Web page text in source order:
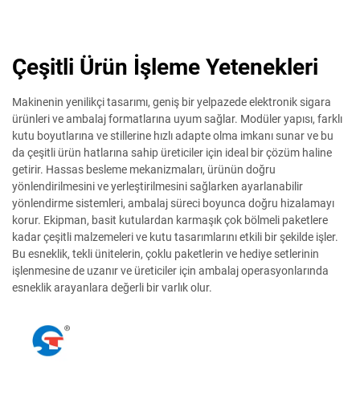
Çeşitli Ürün İşleme Yetenekleri
Makinenin yenilikçi tasarımı, geniş bir yelpazede elektronik sigara
ürünleri ve ambalaj formatlarına uyum sağlar. Modüler yapısı, farklı
kutu boyutlarına ve stillerine hızlı adapte olma imkanı sunar ve bu
da çeşitli ürün hatlarına sahip üreticiler için ideal bir çözüm haline
getirir. Hassas besleme mekanizmaları, ürünün doğru
yönlendirilmesini ve yerleştirilmesini sağlarken ayarlanabilir
yönlendirme sistemleri, ambalaj süreci boyunca doğru hizalamayı
korur. Ekipman, basit kutulardan karmaşık çok bölmeli paketlere
kadar çeşitli malzemeleri ve kutu tasarımlarını etkili bir şekilde işler.
Bu esneklik, tekli ünitelerin, çoklu paketlerin ve hediye setlerinin
işlenmesine de uzanır ve üreticiler için ambalaj operasyonlarında
esneklik arayanlara değerli bir varlık olur.